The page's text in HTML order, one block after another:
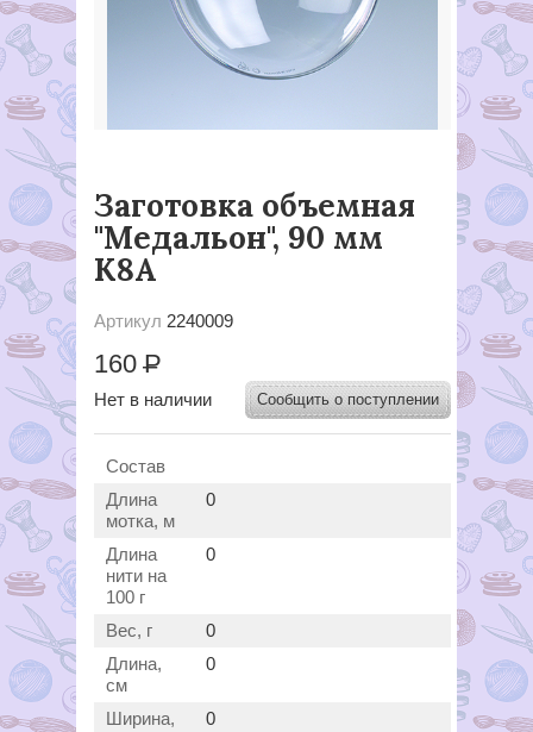
Заготовка объемная
"Медальон", 90 мм
К8А
Артикул 2240009
160Р
Нет в наличии Сообщить о поступлении
Состав
Длина
мотка, м
0
Длина
нити на
100 г
0
Вес, г
0
Длина,
см
0
Ширина,
0